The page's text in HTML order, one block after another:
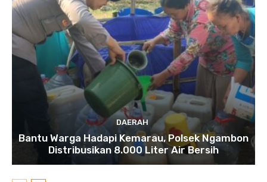
DAERAH
Bantu Warga Hadapi Kemarau, Polsek Ngambon
Distribusikan 8.000 Liter Air Bersih